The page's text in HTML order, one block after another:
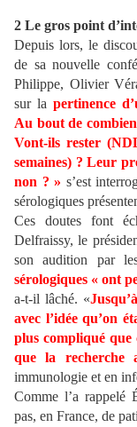
2 Le gros point
Depuis lors, le
de sa nouvelle
Philippe, Olivier
sur la pertinence
Au bout de
Vont-ils rester
semaines) ? Leur
non ? » s’est
sérologiques
Ces doutes font
Delfraissy, le
son audition par
sérologiques « ont
a-t-il lâché. «
avec l’idée qu’on
plus compliqué
que la recherche
immunologie et en
Comme l’a rappelé
pas, en France, de